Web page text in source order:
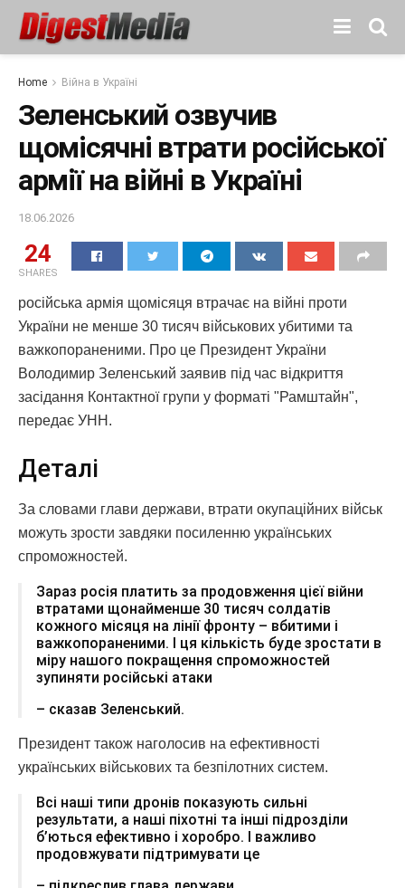
Home Війна в Україні
Зеленський озвучив
щомісячні втрати російської
армії на війні в Україні
18.06.2026
24
SHARES
російська армія щомісяця втрачає на війні проти
України не менше 30 тисяч військових убитими та
важкопораненими. Про це Президент України
Володимир Зеленський заявив під час відкриття
засідання Контактної групи у форматі "Рамштайн",
передає УНН.
Деталі
За словами глави держави, втрати окупаційних військ
можуть зрости завдяки посиленню українських
спроможностей.
Зараз росія платить за продовження цієї війни
втратами щонайменше 30 тисяч солдатів
кожного місяця на лінії фронту – вбитими і
важкопораненими. І ця кількість буде зростати в
міру нашого покращення спроможностей
зупиняти російські атаки
– сказав Зеленський.
Президент також наголосив на ефективності
українських військових та безпілотних систем.
Всі наші типи дронів показують сильні
результати, а наші піхотні та інші підрозділи
б’ються ефективно і хоробро. І важливо
продовжувати підтримувати це